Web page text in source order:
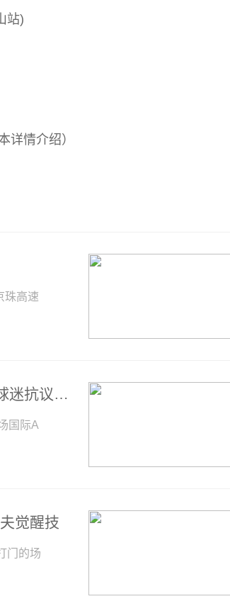
站)
详情介绍）
珠高速
足协抓瞎！无人承办国足赛事？成都突然改口或与球迷抗议有关
国际A
觉醒技
门的场